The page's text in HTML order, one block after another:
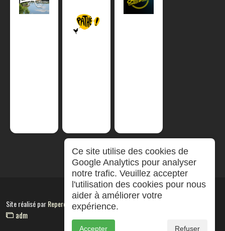
Site réalisé parRepereCom
adm
Ce site utilise des cookies de
Google Analytics pour analyser
notre trafic. Veuillez accepter
l'utilisation des cookies pour nous
aider à améliorer votre
expérience.
Accepter Refuser